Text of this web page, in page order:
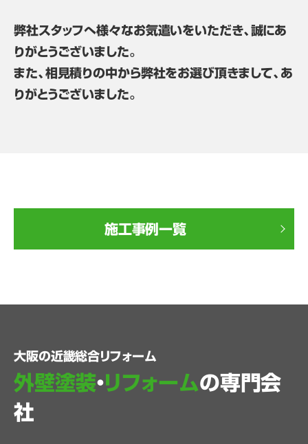
弊社スタッフへ様々なお気遣いをいただき、誠にあ
りがとうございました。
また、相見積りの中から弊社をお選び頂きまして、あ
りがとうございました。
施工事例一覧
大阪の近畿総合リフォーム
外壁塗装・リフォームの専門会
社